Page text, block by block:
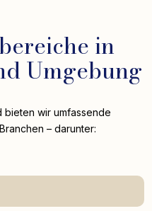
in
Umgebung
bieten wir umfassende
– darunter: